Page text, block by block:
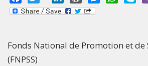
Fonds National de Promotion et de
(FNPSS)